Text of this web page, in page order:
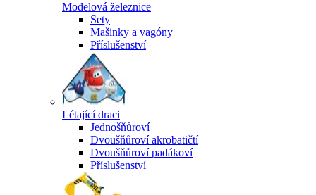
Modelová železnice
Sety
Mašinky a vagóny
Příslušenství
Létající draci
Jednošňůroví
Dvoušňůroví akrobatičtí
Dvoušňůroví padákoví
Příslušenství